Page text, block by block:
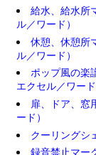
給水、給水所
ル／ワード）
休憩、休憩所
ル／ワード）
ポップ風の楽
エクセル／ワード
扉、ドア、窓
ード）
クーリングシ
録音禁止マー